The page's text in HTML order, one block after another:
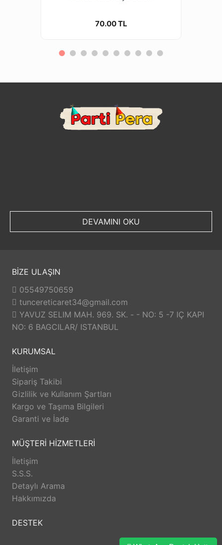
70.00 TL
DEVAMINI OKU
BİZE ULAŞIN
05549750659
tuncereticaret34@gmail.com
YAVUZ SELIM MAH. 969. SK. - - NO: 5 -7 IÇ KAPI
NO: 6 BAGCILAR/ ISTANBUL
KURUMSAL
İletişim
Sipariş Takibi
Gizlilik ve Kullanım Şartları
Kargo ve Taşıma Bilgileri
Garanti ve İade
MÜŞTERİ HİZMETLERİ
İletişim
S.S.S.
Detaylı Arama
Hakkımızda
DESTEK